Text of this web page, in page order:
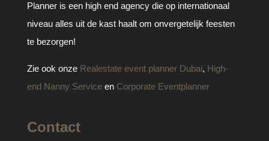
Planner is een high end agency die op internationaal
niveau alles uit de kast haalt om onvergetelijk feesten
te bezorgen!
Zie ook onze Realestate event planner Dubai, High-
end Nanny Serviceen Corporate Eventplanner
Contact